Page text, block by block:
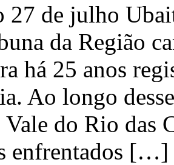
de julho
da Região
há 25 anos
Ao longo
do Rio das
enfrentados […]